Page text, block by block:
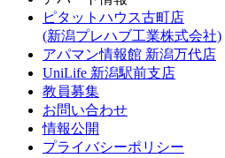
ピタットハウス古町店
(新潟プレハブ工業株式会社)
アパマン情報館 新潟万代店
UniLife 新潟駅前支店
教員募集
お問い合わせ
情報公開
プライバシーポリシー